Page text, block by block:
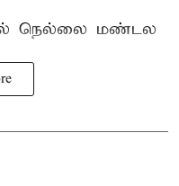
நெல்லை மண்டல